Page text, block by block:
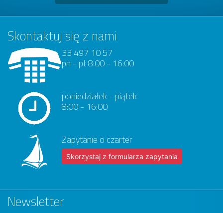
Skontaktuj się z nami
33 497 10 57
pn - pt 8:00 - 16:00
poniedziałek - piątek
8:00 - 16:00
Zapytanie o czarter
Skorzystaj z formularza zapytania
Newsletter